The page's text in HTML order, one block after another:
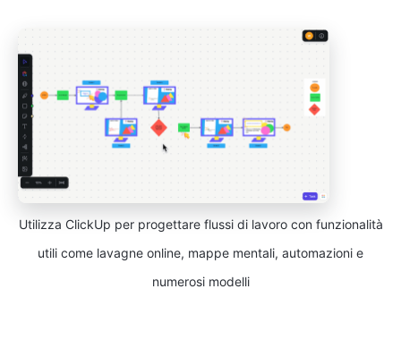
Utilizza ClickUp per progettare flussi di lavoro con funzionalità
utili come lavagne online, mappe mentali, automazioni e
numerosi modelli